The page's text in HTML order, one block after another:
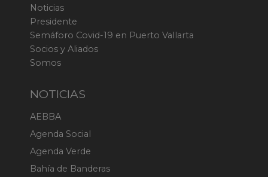
Noticias
Presidente
Semáforo Covid-19 en Puerto Vallarta
Socios y Aliados
Somos
NOTICIAS
AEBBA
Agenda Social
Agenda Verde
Bahía de Banderas